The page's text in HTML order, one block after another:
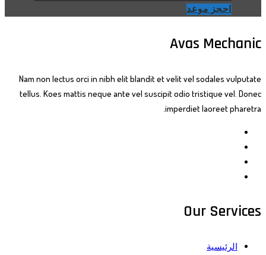
احجز موعد
Avas Mechanic
Nam non lectus orci in nibh elit blandit et velit vel sodales vulputate
tellus. Koes mattis neque ante vel suscipit odio tristique vel. Donec
imperdiet laoreet pharetra.
Our Services
الرئيسية